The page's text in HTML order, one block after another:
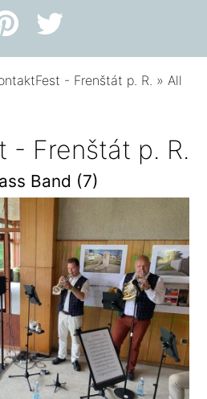
- Frenštát p. R. »All
- Frenštát p. R.
Band (7)